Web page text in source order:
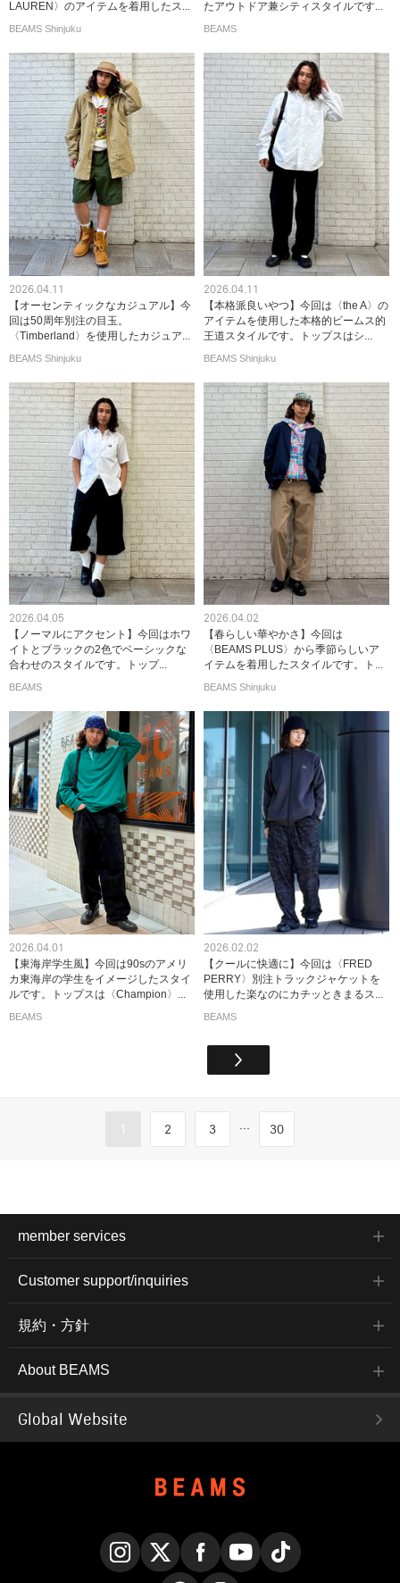
LAUREN〉のアイテムを着用したス...
BEAMS Shinjuku
たアウトドア兼シティスタイルです...
BEAMS
2026.04.11
【オーセンティックなカジュアル】今
回は50周年別注の目玉。
〈Timberland〉を使用したカジュア...
BEAMS Shinjuku
2026.04.11
【本格派良いやつ】今回は〈the A〉の
アイテムを使用した本格的ビームス的
王道スタイルです。トップスはシ...
BEAMS Shinjuku
2026.04.05
【ノーマルにアクセント】今回はホワ
イトとブラックの2色でベーシックな
合わせのスタイルです。トップ...
BEAMS
2026.04.02
【春らしい華やかさ】今回は
〈BEAMS PLUS〉から季節らしいア
イテムを着用したスタイルです。ト...
BEAMS Shinjuku
2026.04.01
【東海岸学生風】今回は90sのアメリ
カ東海岸の学生をイメージしたスタイ
ルです。トップスは〈Champion〉...
BEAMS
2026.02.02
【クールに快適に】今回は〈FRED
PERRY〉別注トラックジャケットを
使用した楽なのにカチッときまるス...
BEAMS
1 2 3 ... 30
member services
Customer support/inquiries
規約・方針
About BEAMS
Global Website